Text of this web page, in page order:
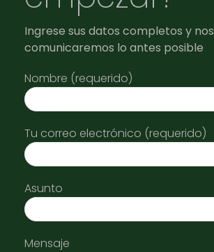
Ingrese sus datos completos y nos
comunicaremos lo antes posible
Nombre (requerido)
Tu correo electrónico (requerido)
Asunto
Mensaje